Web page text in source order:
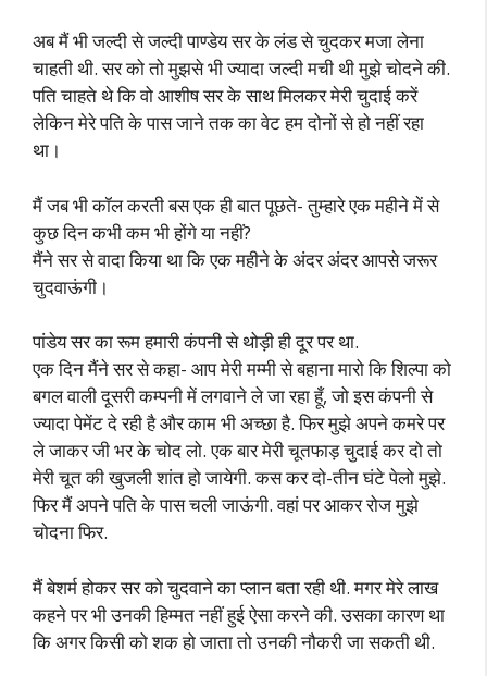
अब मैं भी जल्दी से जल्दी पाण्डेय सर के लंड से चुदकर मजा लेना
चाहती थी. सर को तो मुझसे भी ज्यादा जल्दी मची थी मुझे चोदने की.
पति चाहते थे कि वो आशीष सर के साथ मिलकर मेरी चुदाई करें
लेकिन मेरे पति के पास जाने तक का वेट हम दोनों से हो नहीं रहा
था।
मैं जब भी कॉल करती बस एक ही बात पूछते- तुम्हारे एक महीने में से
कुछ दिन कभी कम भी होंगे या नहीं?
मैंने सर से वादा किया था कि एक महीने के अंदर अंदर आपसे जरूर
चुदवाऊंगी।
पांडेय सर का रूम हमारी कंपनी से थोड़ी ही दूर पर था.
एक दिन मैंने सर से कहा- आप मेरी मम्मी से बहाना मारो कि शिल्पा को
बगल वाली दूसरी कम्पनी में लगवाने ले जा रहा हूँ, जो इस कंपनी से
ज्यादा पेमेंट दे रही है और काम भी अच्छा है. फिर मुझे अपने कमरे पर
ले जाकर जी भर के चोद लो. एक बार मेरी चूतफाड़ चुदाई कर दो तो
मेरी चूत की खुजली शांत हो जायेगी. कस कर दो-तीन घंटे पेलो मुझे.
फिर मैं अपने पति के पास चली जाऊंगी. वहां पर आकर रोज मुझे
चोदना फिर.
मैं बेशर्म होकर सर को चुदवाने का प्लान बता रही थी. मगर मेरे लाख
कहने पर भी उनकी हिम्मत नहीं हुई ऐसा करने की. उसका कारण था
कि अगर किसी को शक हो जाता तो उनकी नौकरी जा सकती थी.